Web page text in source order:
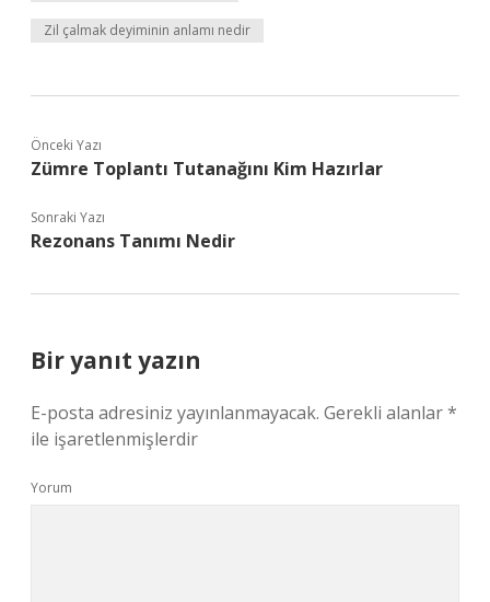
Zil çalmak deyiminin anlamı nedir
Önceki Yazı
Zümre Toplantı Tutanağını Kim Hazırlar
Sonraki Yazı
Rezonans Tanımı Nedir
Bir yanıt yazın
E-posta adresiniz yayınlanmayacak. Gerekli alanlar*
ile işaretlenmişlerdir
Yorum